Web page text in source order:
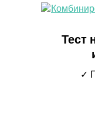
Тест
✓